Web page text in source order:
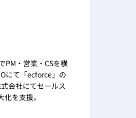
PM・営業・CSを横
にて「ecforce」の
会社にてセールス
を支援。